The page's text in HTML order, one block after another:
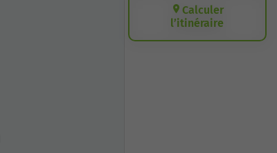
Calculer
l’itinéraire